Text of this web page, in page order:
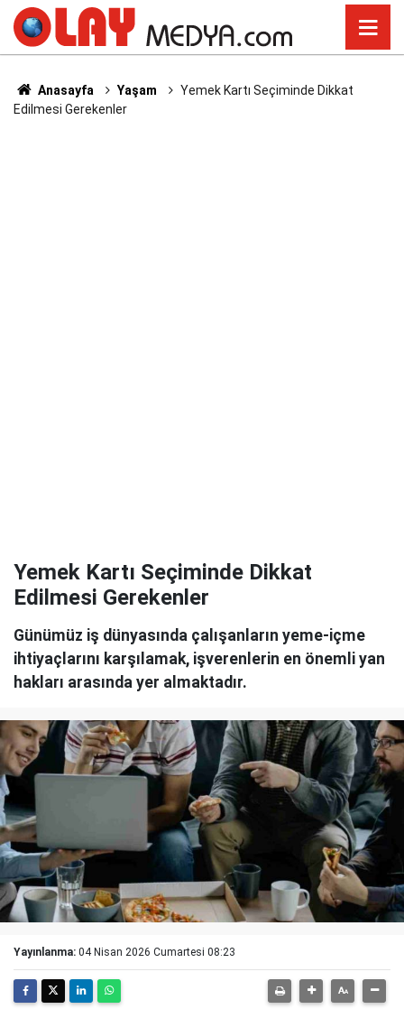
Anasayfa Yaşam
Yemek Kartı Seçiminde Dikkat
Edilmesi Gerekenler
Yemek Kartı Seçiminde Dikkat
Edilmesi Gerekenler
Günümüz iş dünyasında çalışanların yeme-içme
ihtiyaçlarını karşılamak, işverenlerin en önemli yan
hakları arasında yer almaktadır.
Yayınlanma: 04 Nisan 2026 Cumartesi 08:23